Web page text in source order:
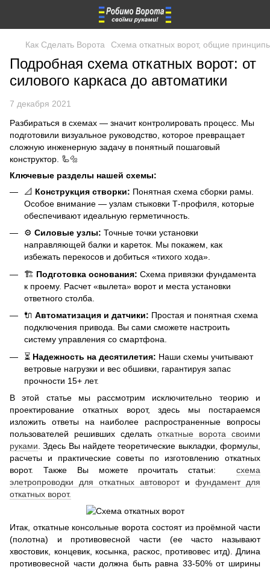
Как Сделать Ворота Схема откатных ворот, общие
Подробная схема откатных ворот: от
силового каркаса до автоматики
7 декабря 2021
Разбираться в схемах — значит контролировать процесс. Мы
подготовили визуальное руководство, которое превращает
сложную инженерную задачу в понятный пошаговый
конструктор. 🦾🔩
Ключевые разделы нашей схемы:
📐 Конструкция створки: Понятная схема сборки рамы.
Особое внимание — узлам стыковки Т-профиля, которые
обеспечивают идеальную герметичность.
⚙️ Силовые узлы: Точные точки установки
направляющей балки и кареток. Мы покажем, как
избежать перекосов и добиться «тихого хода».
🏗️ Подготовка основания: Схема привязки фундамента
к проему. Расчет «вылета» ворот и места установки
ответного столба.
🔌 Автоматизация и датчики: Простая и понятная схема
подключения привода. Вы сами сможете настроить
систему управления со смартфона.
⏳ Надежность на десятилетия: Наши схемы учитывают
ветровые нагрузки и вес обшивки, гарантируя запас
прочности 15+ лет.
В этой статье мы рассмотрим исключительно теорию и
проектирование откатных ворот, здесь мы постараемся
изложить ответы на наиболее распространенные вопросы
пользователей решивших сделать откатные ворота своими
руками . Здесь Вы найдете теоретические выкладки, формулы,
расчеты и практические советы по изготовлению откатных
ворот. Также Вы можете прочитать статьи: схема
элетропроводки для откатных автовороти фундамент для
откатных ворот.
Итак, откатные консольные ворота состоят из проёмной части
(полотна) и противовесной части (ее часто называют
хвостовик, концевик, косынка, раскос, противовес итд). Длина
противовесной части должна быть равна 33-50% от ширины